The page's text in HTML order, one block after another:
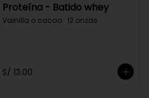
Proteína - Batido whey
Vainilla o cacao.  12 onzas
S/ 13.00